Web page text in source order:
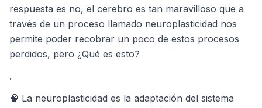
respuesta es no, el cerebro es tan maravilloso que a
través de un proceso llamado neuroplasticidad nos
permite poder recobrar un poco de estos procesos
perdidos, pero ¿Qué es esto?
.
🧠 La neuroplasticidad es la adaptación del sistema